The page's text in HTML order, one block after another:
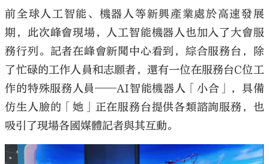
前全球人工智能、機器人等新興產業處於高速發展
期，此次峰會現場，人工智能機器人也加入了大會服
務行列。記者在峰會新聞中心看到，綜合服務台，除
了忙碌的工作人員和志願者，還有一位在服務台C位工
作的特殊服務人員——AI智能機器人「小合」，具備
仿生人臉的「她」正在服務台提供各類諮詢服務，也
吸引了現場各國媒體記者與其互動。